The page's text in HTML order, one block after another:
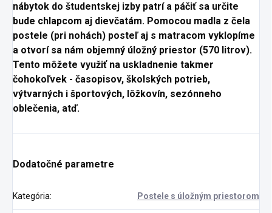
nábytok do študentskej izby patrí a páčiť sa určite
bude chlapcom aj dievčatám. Pomocou madla z čela
postele (pri nohách) posteľ aj s matracom vyklopíme
a otvorí sa nám objemný úložný priestor (570 litrov).
Tento môžete využiť na uskladnenie takmer
čohokoľvek - časopisov, školských potrieb,
výtvarných i športových, lôžkovín, sezónneho
oblečenia, atď.
Dodatočné parametre
Kategória: Postele s úložným priestorom